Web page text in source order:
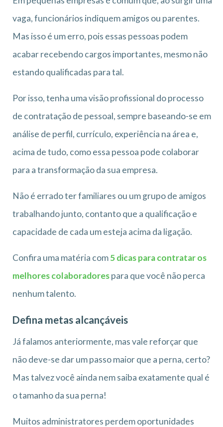
vaga, funcionários indiquem amigos ou parentes.
Mas isso é um erro, pois essas pessoas podem
acabar recebendo cargos importantes, mesmo não
estando qualificadas para tal.
Por isso, tenha uma visão profissional do processo
de contratação de pessoal, sempre baseando-se em
análise de perfil, currículo, experiência na área e,
acima de tudo, como essa pessoa pode colaborar
para a transformação da sua empresa.
Não é errado ter familiares ou um grupo de amigos
trabalhando junto, contanto que a qualificação e
capacidade de cada um esteja acima da ligação.
Confira uma matéria com5 dicas para contratar os
melhores colaboradorespara que você não perca
nenhum talento.
Defina metas alcançáveis
Já falamos anteriormente, mas vale reforçar que
não deve-se dar um passo maior que a perna, certo?
Mas talvez você ainda nem saiba exatamente qual é
o tamanho da sua perna!
Muitos administratores perdem oportunidades